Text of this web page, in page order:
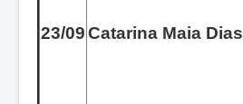
23/09Catarina Maia Dias